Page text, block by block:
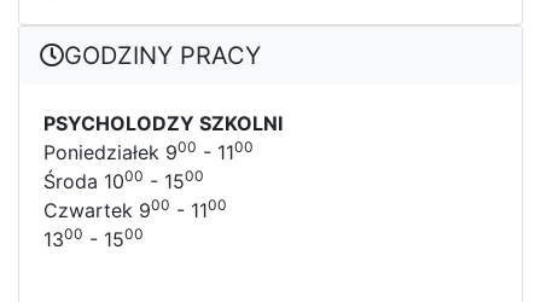
GODZINY PRACY
PSYCHOLODZY SZKOLNI
Poniedziałek 900 - 1100
Środa 1000 - 1500
Czwartek 900 - 1100
1300 - 1500